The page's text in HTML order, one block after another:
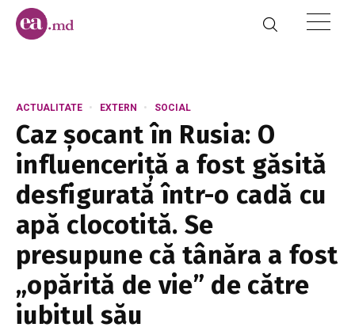
ACTUALITATE EXTERN SOCIAL
Caz șocant în Rusia: O
influenceriță a fost găsită
desfigurată într-o cadă cu
apă clocotită. Se
presupune că tânăra a fost
„opărită de vie” de către
iubitul său